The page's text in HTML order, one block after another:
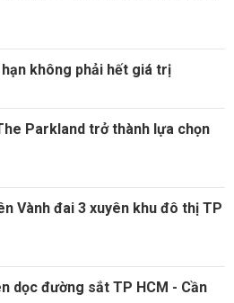
không phải hết giá trị
Parkland trở thành lựa chọn
Vành đai 3 xuyên khu đô thị TP
dọc đường sắt TP HCM - Cần